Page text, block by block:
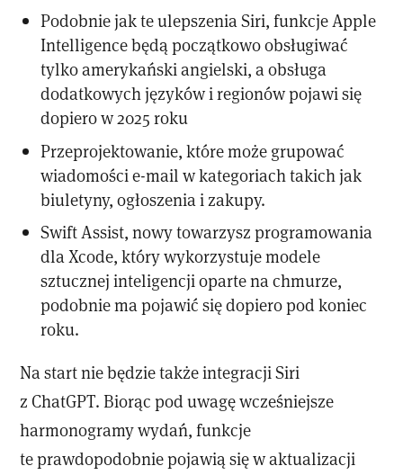
Podobnie jak te ulepszenia Siri, funkcje Apple
Intelligence będą początkowo obsługiwać
tylko amerykański angielski, a obsługa
dodatkowych języków i regionów pojawi się
dopiero w 2025 roku
Przeprojektowanie, które może grupować
wiadomości e-mail w kategoriach takich jak
biuletyny, ogłoszenia i zakupy.
Swift Assist, nowy towarzysz programowania
dla Xcode, który wykorzystuje modele
sztucznej inteligencji oparte na chmurze,
podobnie ma pojawić się dopiero pod koniec
roku.
Na start nie będzie także integracji Siri
z ChatGPT. Biorąc pod uwagę wcześniejsze
harmonogramy wydań, funkcje
te prawdopodobnie pojawią się w aktualizacji